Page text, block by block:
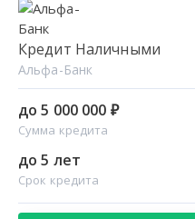
Кредит Наличными
Альфа-Банк
до 5 000 000 ₽
Сумма кредита
до 5 лет
Срок кредита